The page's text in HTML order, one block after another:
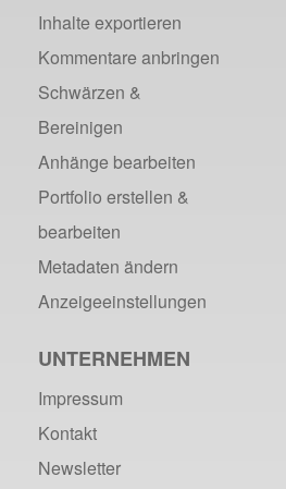
Inhalte exportieren
Kommentare anbringen
Schwärzen &
Bereinigen
Anhänge bearbeiten
Portfolio erstellen &
bearbeiten
Metadaten ändern
Anzeigeeinstellungen
UNTERNEHMEN
Impressum
Kontakt
Newsletter